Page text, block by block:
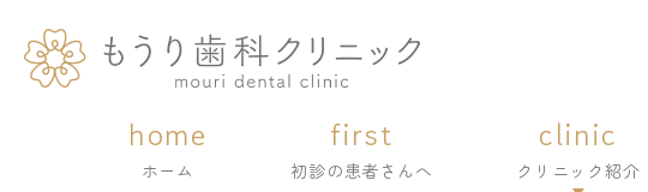
home
ホーム
first
初診の患者さんへ
clinic
クリニック紹介
ホーム 初診の患者さんへ
clinic
クリニック紹介